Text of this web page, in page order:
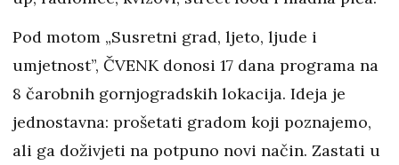
Pod motom „Susretni grad, ljeto, ljude i
umjetnost”, ČVENK donosi 17 dana programa na
8 čarobnih gornjogradskih lokacija. Ideja je
jednostavna: prošetati gradom koji poznajemo,
ali ga doživjeti na potpuno novi način. Zastati u